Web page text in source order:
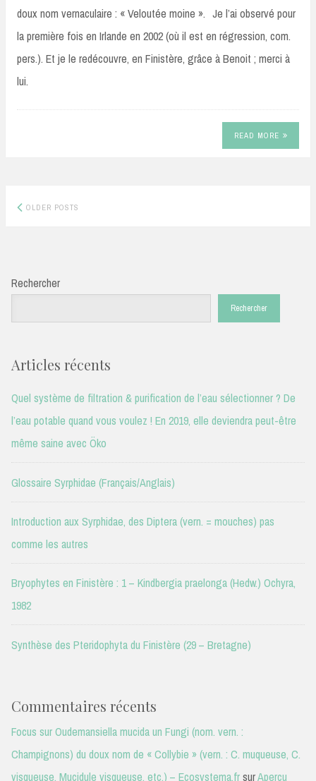
doux nom vernaculaire : « Veloutée moine ». Je l’ai observé pour
la première fois en Irlande en 2002 (où il est en régression, com.
pers.). Et je le redécouvre, en Finistère, grâce à Benoit ; merci à
lui.
READ MORE
Posts
OLDER POSTS
Rechercher
Rechercher
Articles récents
Quel système de filtration & purification de l’eau sélectionner ? De
l’eau potable quand vous voulez ! En 2019, elle deviendra peut-être
même saine avec Öko
Glossaire Syrphidae (Français/Anglais)
Introduction aux Syrphidae, des Diptera (vern. = mouches) pas
comme les autres
Bryophytes en Finistère : 1 – Kindbergia praelonga (Hedw.) Ochyra,
1982
Synthèse des Pteridophyta du Finistère (29 – Bretagne)
Commentaires récents
Focus sur Oudemansiella mucida un Fungi (nom. vern. :
Champignons) du doux nom de « Collybie » (vern. : C. muqueuse, C.
visqueuse, Mucidule visqueuse, etc.) – Ecosystema.frsurAperçu